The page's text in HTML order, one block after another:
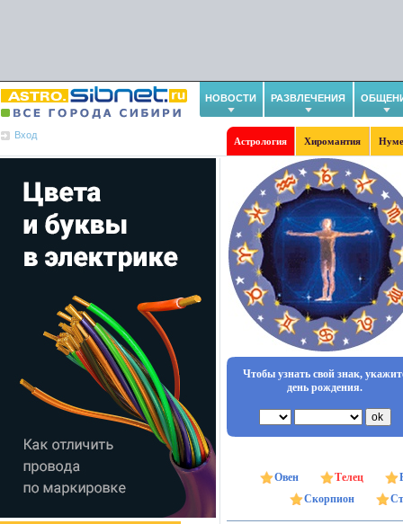
НОВОСТИ РАЗВЛЕЧЕНИЯ
Вход
Астрология Хиромантия
Чтобы узнать свой знак,
день рождения.
Овен Телец
Скорпион